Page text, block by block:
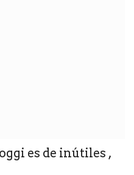
es de inútiles ,